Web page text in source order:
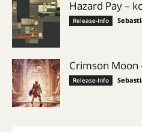
Hazard Pay –
Release-Info
Crimson
Release-Info